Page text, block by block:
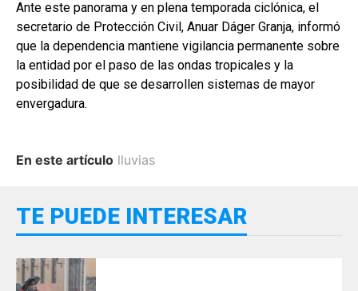
Ante este panorama y en plena temporada ciclónica, el
secretario de Protección Civil, Anuar Dáger Granja, informó
que la dependencia mantiene vigilancia permanente sobre
la entidad por el paso de las ondas tropicales y la
posibilidad de que se desarrollen sistemas de mayor
envergadura.
En este artículo lluvias
TE PUEDE INTERESAR